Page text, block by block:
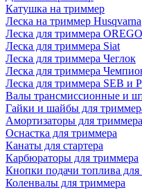
Катушка на триммер
Леска на триммер Husqvarna
Леска для триммера
Леска для триммера Siat
Леска для триммера Чеглок
Леска для триммера
Леска для триммера SEB и
Валы трансмиссионные и
Гайки и шайбы для
Амортизаторы для триммера
Оснастка для триммера
Канаты для стартера
Карбюраторы для триммера
Кнопки подачи топлива для
Коленвалы для триммера